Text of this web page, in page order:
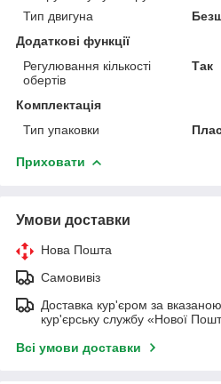
Тип двигуна
Додаткові функції
Регулювання кількості
обертів
Так
Комплектація
Тип упаковки
Приховати
Умови доставки
Нова Пошта
Самовивіз
Доставка кур'єром за
кур'єрську службу «Нової
Всі умови доставки